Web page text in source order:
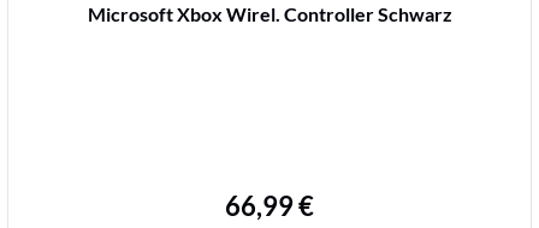
Microsoft Xbox Wirel. Controller Schwarz
Regulärer Preis:
66,99 €